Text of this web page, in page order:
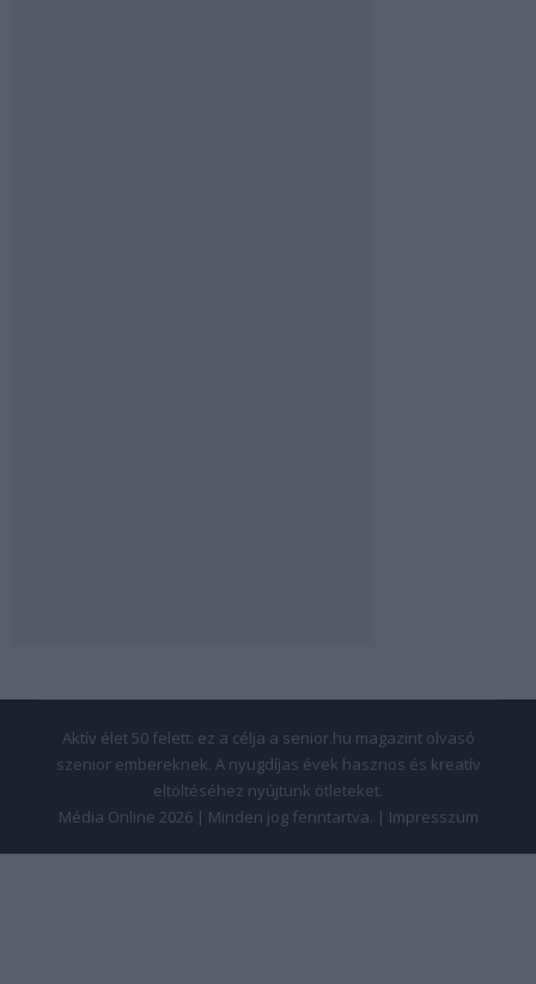
Aktív élet 50 felett: ez a célja a senior.hu magazint olvasó
szenior embereknek. A nyugdíjas évek hasznos és kreatív
eltöltéséhez nyújtunk ötleteket.
Média Online 2026 | Minden jog fenntartva. | Impresszum